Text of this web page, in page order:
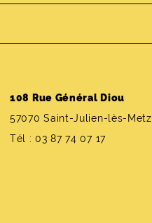
108 Rue Général Diou
57070 Saint-Julien-lès-Metz
Tél : 03 87 74 07 17